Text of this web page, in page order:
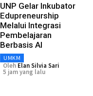
UNP Gelar Inkubator
Edupreneurship
Melalui Integrasi
Pembelajaran
Berbasis AI
UMKM
Oleh Elan Silvia Sari
5 jam yang lalu